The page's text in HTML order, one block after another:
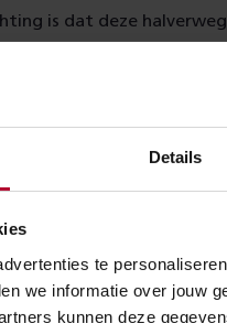
Details
te
we informatie over jouw
kunnen deze
is dat deze